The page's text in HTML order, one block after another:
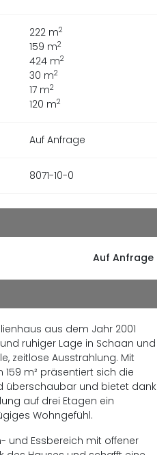
222m2
159 m2
424m2
30 m2
17m2
120 m2
Auf Anfrage
8071-10-0
Auf Anfrage
aus dem Jahr 2001
ruhiger Lage in Schaan und
zeitlose Ausstrahlung. Mit
m² präsentiert sich die
überschaubar und bietet dank
auf drei Etagen ein
Wohngefühl.
und Essbereich mit offener